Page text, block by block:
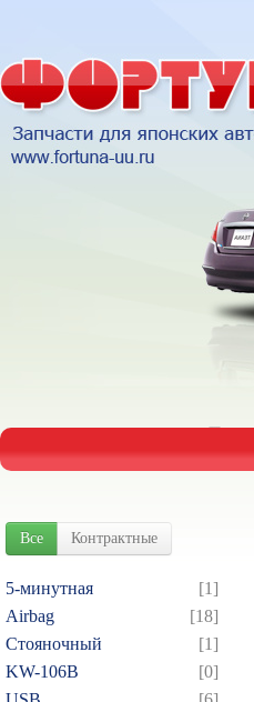
Все Контрактные
5-минутная
[1]
Airbag
[18]
Cтояночный
[1]
KW-106B
[0]